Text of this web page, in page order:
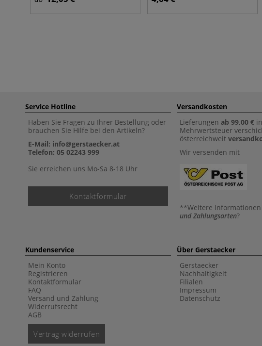
Service Hotline
Haben Sie Fragen zu Ihrer Bestellung oder
brauchen Sie Hilfe bei den Artikeln?
E-Mail: info@gerstaecker.at
Telefon: 05 02243 999
Sie erreichen uns Mo-Sa 8-18 Uhr
Kontaktformular
Versandkosten
Lieferungen ab 99,00 €
Mehrwertsteuer
österreichweit
Wir versenden mit
**Weitere Informationen
und Zahlungsarten?
Kundenservice
Mein Konto
Registrieren
Kontaktformular
FAQ
Versand und Zahlung
Widerrufsrecht
AGB
Vertrag widerrufen
Über Gerstaecker
Gerstaecker
Nachhaltigkeit
Filialen
Impressum
Datenschutz